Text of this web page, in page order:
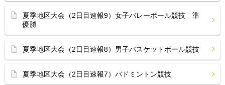
夏季地区大会（2日目速報9）女子バレーボール競技 準
優勝
夏季地区大会（2日目速報8）男子バスケットボール競技
夏季地区大会（2日目速報7）バドミントン競技